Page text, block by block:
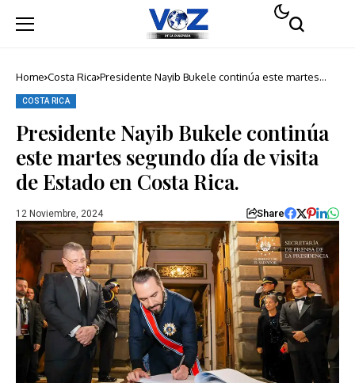
Home Costa Rica Presidente Nayib Bukele continúa este martes
COSTA RICA
Presidente Nayib Bukele continúa
este martes segundo día de visita
de Estado en Costa Rica.
12 Noviembre, 2024 Share